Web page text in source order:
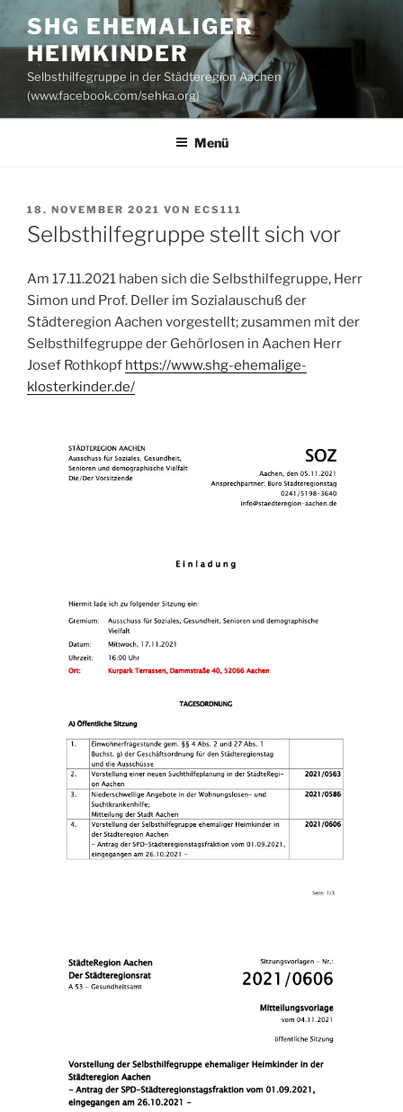
Zum
Inhalt
springen
SHG EHEMALIGER
HEIMKINDER
Selbsthilfegruppe in der Städteregion Aachen
(www.facebook.com/sehka.org)
Menü
VERÖFFENTLICHT
AM
18. NOVEMBER 2021 VON ECS111
Selbsthilfegruppe stellt sich vor
Am 17.11.2021 haben sich die Selbsthilfegruppe, Herr
Simon und Prof. Deller im Sozialauschuß der
Städteregion Aachen vorgestellt; zusammen mit der
Selbsthilfegruppe der Gehörlosen in Aachen Herr
Josef Rothkopf https://www.shg-ehemalige-
klosterkinder.de/